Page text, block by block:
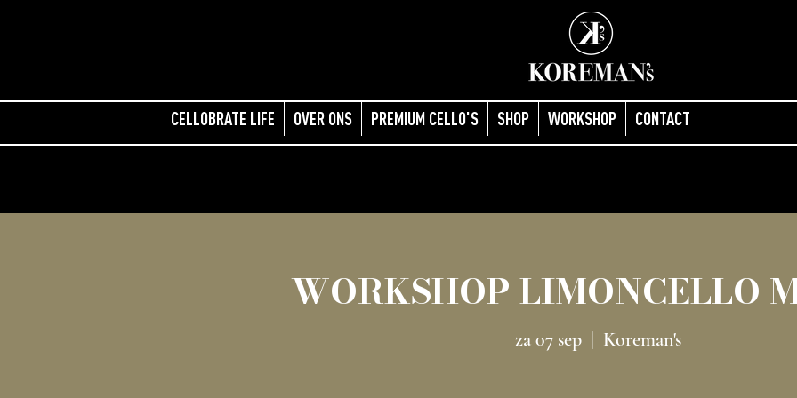
CELLOBRATE LIFE OVER ONS PREMIUM CELLO'S SHOP WORKSHOP CONTACT
WORKSHOP LIMONCELLO
za 07 sep
  |
Koreman's